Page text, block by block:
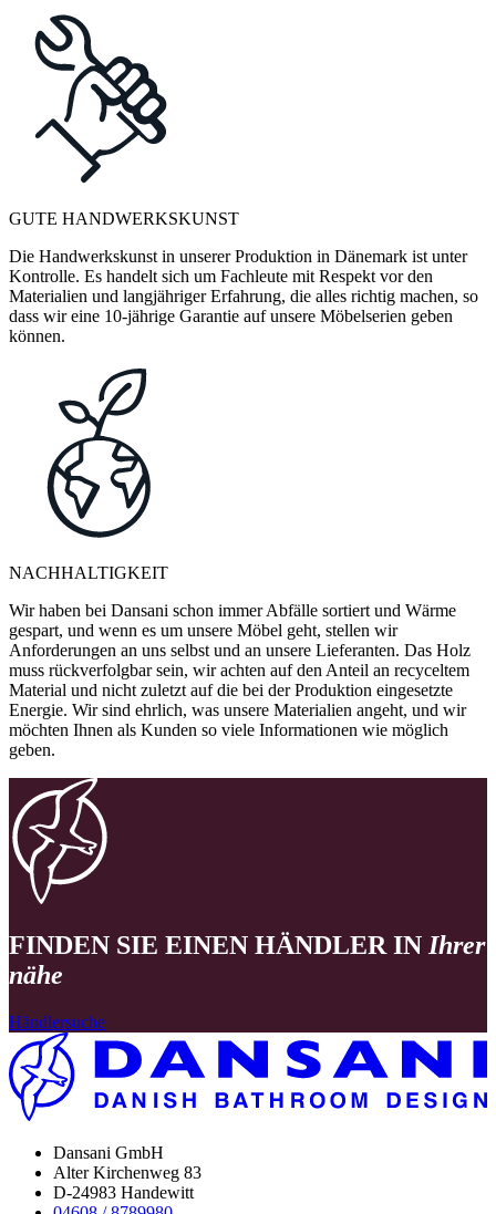
GUTE HANDWERKSKUNST
Die Handwerkskunst in unserer Produktion in Dänemark ist unter
Kontrolle. Es handelt sich um Fachleute mit Respekt vor den
Materialien und langjähriger Erfahrung, die alles richtig machen, so
dass wir eine 10-jährige Garantie auf unsere Möbelserien geben
können.
NACHHALTIGKEIT
Wir haben bei Dansani schon immer Abfälle sortiert und Wärme
gespart, und wenn es um unsere Möbel geht, stellen wir
Anforderungen an uns selbst und an unsere Lieferanten. Das Holz
muss rückverfolgbar sein, wir achten auf den Anteil an recyceltem
Material und nicht zuletzt auf die bei der Produktion eingesetzte
Energie. Wir sind ehrlich, was unsere Materialien angeht, und wir
möchten Ihnen als Kunden so viele Informationen wie möglich
geben.
FINDEN SIE EINEN HÄNDLER IN Ihrer
nähe
Händlersuche
Dansani GmbH
Alter Kirchenweg 83
D-24983 Handewitt